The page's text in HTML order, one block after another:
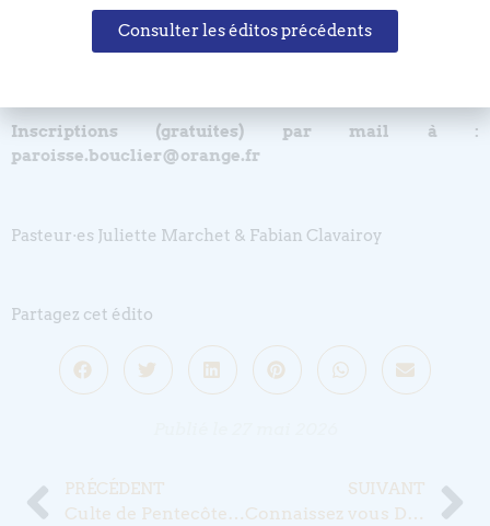
Repas ensemble à 12h00
Rencontre à partir de 14h00 à 18h30
Inscriptions (gratuites) par mail à :
paroisse.bouclier@orange.fr
Pasteur·es Juliette Marchet & Fabian Clavairoy
Partagez cet édito
PRÉCÉDENT
Culte de Pentecôte ce dimanche à 10h00
SUIVANT
Connaissez vous Dimitri ?
Consulter les éditos précédents